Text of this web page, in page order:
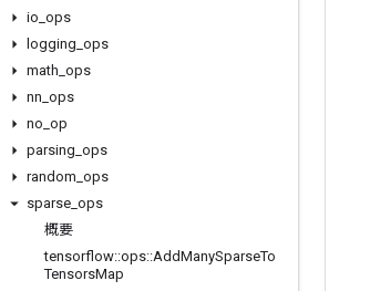
io ops
logging ops
math ops
nn ops
no op
parsing ops
random ops
sparse ops
概要
tensorflow::ops::AddManySparseTo
TensorsMap